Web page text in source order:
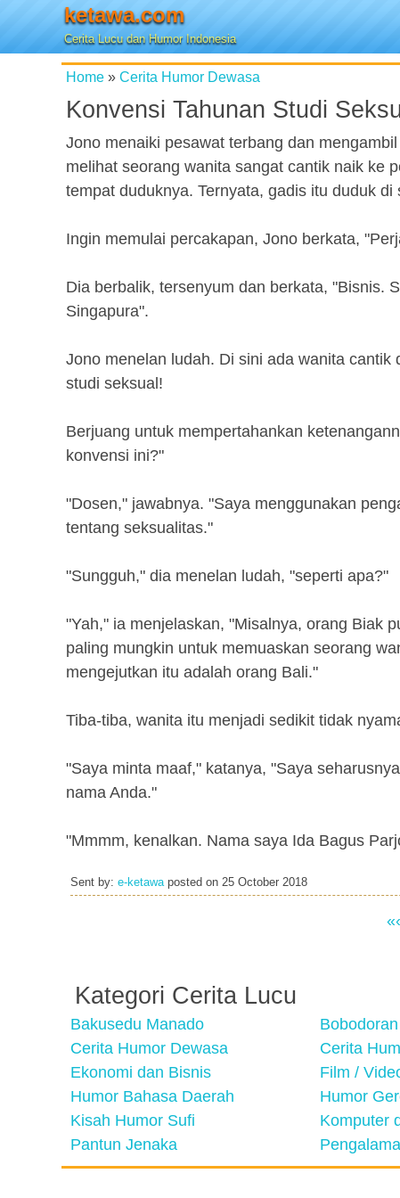
ketawa.com
Cerita Lucu dan Humor Indonesia
Home » Cerita Humor Dewasa
Konvensi Tahunan Studi
Jono menaiki pesawat terbang dan
melihat seorang wanita sangat cantik naik ke
tempat duduknya. Ternyata, gadis itu duduk di
Ingin memulai percakapan, Jono berkata,
Dia berbalik, tersenyum dan berkata, "Bisnis.
Singapura".
Jono menelan ludah. Di sini ada wanita
studi seksual!
Berjuang untuk mempertahankan
konvensi ini?"
"Dosen," jawabnya. "Saya menggunakan
tentang seksualitas."
"Sungguh," dia menelan ludah, "seperti apa?"
"Yah," ia menjelaskan, "Misalnya, orang Biak
paling mungkin untuk memuaskan seorang
mengejutkan itu adalah orang Bali."
Tiba-tiba, wanita itu menjadi sedikit tidak
"Saya minta maaf," katanya, "Saya
nama Anda."
"Mmmm, kenalkan. Nama saya Ida Bagus
Sent by: e-ketawaposted on 25 October 2018
Kategori Cerita Lucu
Bakusedu Manado
Cerita Humor Dewasa
Cerita
Ekonomi dan Bisnis
Film /
Humor Bahasa Daerah
Humor
Kisah Humor Sufi
Komputer
Pantun Jenaka